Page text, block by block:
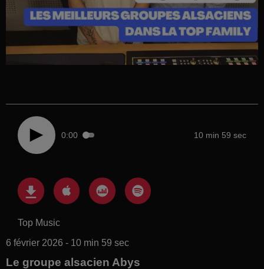
0:00 10 min 59 sec
Top Music
6 février 2026 - 10 min 59 sec
Le groupe alsacien Abys